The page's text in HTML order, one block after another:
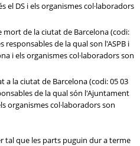
el DS i els organismes col·laboradors
mort de la ciutat de Barcelona (codi:
responsables de la qual son l'ASPB i
i els organismes col·laboradors son
a la ciutat de Barcelona (codi: 05 03
de la qual són l'Ajuntament
organismes col·laboradors son
tal que les parts puguin dur a terme